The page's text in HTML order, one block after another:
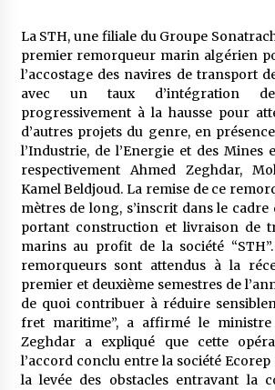
Un conte targui/ Quand la
5 ans ago
Tradition orale/ D’où
quoi servent-ils?
5 ans ago
La STH, une filiale du Groupe
premier remorqueur marin algérien
l’accostage des navires de transport
avec un taux d’intégration
progressivement à la hausse pour
d’autres projets du genre, en
l’Industrie, de l’Energie et des Mines
respectivement Ahmed Zeghdar,
Kamel Beldjoud. La remise de ce
mètres de long, s’inscrit dans le cadre
portant construction et livraison de
marins au profit de la société
remorqueurs sont attendus à la
premier et deuxième semestres de
de quoi contribuer à réduire
fret maritime”, a affirmé le ministre
Zeghdar a expliqué que cette
l’accord conclu entre la société Ecorep
la levée des obstacles entravant la